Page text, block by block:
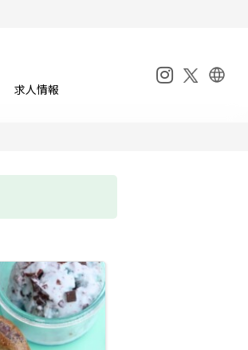
求人情報